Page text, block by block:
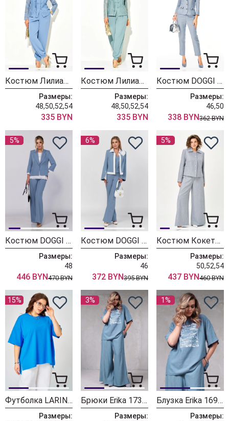
Костюм Лилиана 1553 голубой
Размеры:
48,50,52,54
335 BYN
Костюм Лилиана 1553 полынь
Размеры:
48,50,52,54
335 BYN
Костюм DOGGI 2848-1 голубой
Размеры:
46,50
338 BYN362 BYN
5%
Костюм DOGGI 2904 голубой + молочный
Размеры:
48
446 BYN470 BYN
6%
Костюм DOGGI 2921 голубой
Размеры:
46
372 BYN395 BYN
5%
Костюм Кокетка и К 1372-1 голубой
Размеры:
50,52,54
437 BYN460 BYN
15%
Футболка LARINI 089 васильковый
Размеры:
3%
Брюки Erika 1735-1 голубой
Размеры:
1%
Блузка Erika 1698 голубой
Размеры: